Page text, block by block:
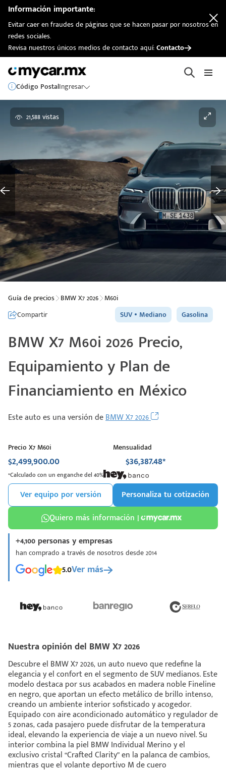
Información importante:
Evitar caer en fraudes de páginas que se hacen pasar por nosotros en
redes sociales.
Revisa nuestros únicos medios de contacto aquí:Contacto
Código PostalIngresar
21,588 vistas
Guía de precios BMW X7 2026 M60i
Compartir
SUV Mediano Gasolina
BMW X7 M60i 2026 Precio,
Equipamiento y Plan de
Financiamiento en México
Este auto es una versión deBMW X7 2026
Nuestra opinión del BMW X7 2026
Descubre el BMW X7 2026, un auto nuevo que redefine la
elegancia y el confort en el segmento de SUV medianos. Este
modelo destaca por sus acabados en madera noble Fineline
en negro, que aportan un efecto metálico de brillo intenso,
creando un ambiente interior sofisticado y acogedor.
Equipado con aire acondicionado automático y regulador de
5 zonas, cada pasajero puede disfrutar de la temperatura
ideal, elevando la experiencia de viaje a un nuevo nivel. Su
interior combina la piel BMW Individual Merino y el
exclusivo cristal “Crafted Clarity” en la palanca de cambios,
mientras que el volante deportivo M de cuero
Precio X7 M60i
$2,499,900.00
Mensualidad
$36,387.48*
*Calculado con un enganche del 40%
Ver equipo por versión
Personaliza tu cotización
Quiero más información |
+4,100 personas y empresas
han comprado a través de nosotros desde 2014
5.0Ver más